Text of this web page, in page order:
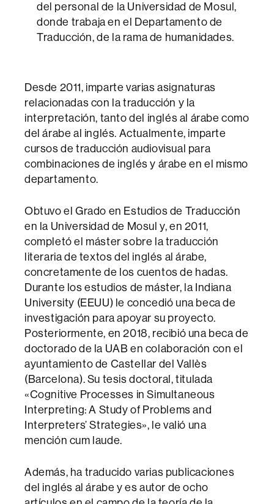
del personal de la Universidad de Mosul,
donde trabaja en el Departamento de
Traducción, de la rama de humanidades.
Desde 2011, imparte varias asignaturas
relacionadas con la traducción y la
interpretación, tanto del inglés al árabe como
del árabe al inglés. Actualmente, imparte
cursos de traducción audiovisual para
combinaciones de inglés y árabe en el mismo
departamento.
Obtuvo el Grado en Estudios de Traducción
en la Universidad de Mosul y, en 2011,
completó el máster sobre la traducción
literaria de textos del inglés al árabe,
concretamente de los cuentos de hadas.
Durante los estudios de máster, la Indiana
University (EEUU) le concedió una beca de
investigación para apoyar su proyecto.
Posteriormente, en 2018, recibió una beca de
doctorado de la UAB en colaboración con el
ayuntamiento de Castellar del Vallès
(Barcelona). Su tesis doctoral, titulada
«Cognitive Processes in Simultaneous
Interpreting: A Study of Problems and
Interpreters’ Strategies», le valió una
mención cum laude.
Además, ha traducido varias publicaciones
del inglés al árabe y es autor de ocho